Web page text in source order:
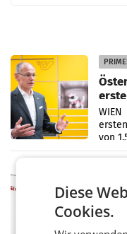
von
Diese
Cookies.